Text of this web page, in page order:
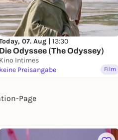
07. Aug | 13:30
Die Odyssee (The Odyssey)
Kino Intimes
keine Preisangabe
Film
Page